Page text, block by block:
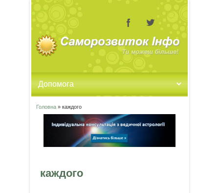
Ви є тут
Головна» каждого
каждого